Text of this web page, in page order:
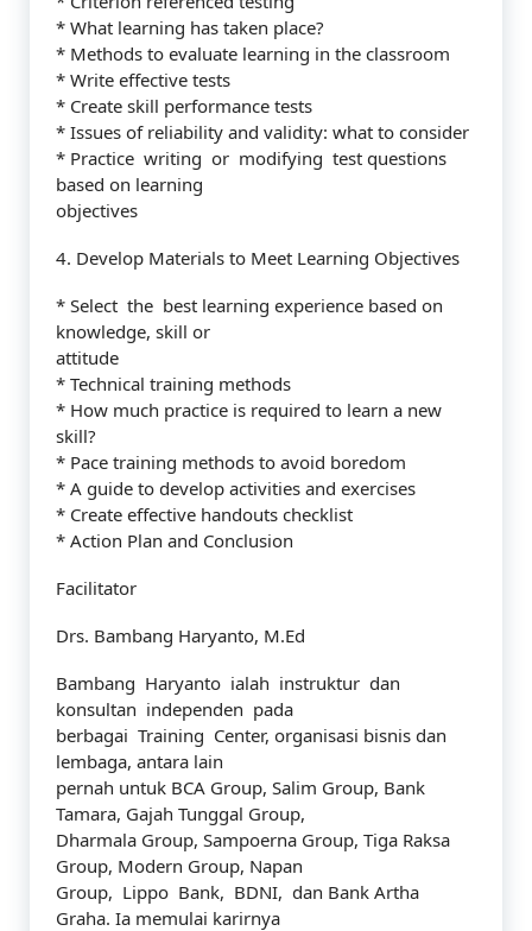
* What learning has taken place?
* Methods to evaluate learning in the classroom
* Write effective tests
* Create skill performance tests
* Issues of reliability and validity: what to consider
* Practice writing or modifying test questions
based on learning
objectives
4. Develop Materials to Meet Learning Objectives
* Select the best learning experience based on
knowledge, skill or
attitude
* Technical training methods
* How much practice is required to learn a new
skill?
* Pace training methods to avoid boredom
* A guide to develop activities and exercises
* Create effective handouts checklist
* Action Plan and Conclusion
Facilitator
Drs. Bambang Haryanto, M.Ed
Bambang Haryanto ialah instruktur dan
konsultan independen pada
berbagai Training Center, organisasi bisnis dan
lembaga, antara lain
pernah untuk BCA Group, Salim Group, Bank
Tamara, Gajah Tunggal Group,
Dharmala Group, Sampoerna Group, Tiga Raksa
Group, Modern Group, Napan
Group, Lippo Bank, BDNI, dan Bank Artha
Graha. Ia memulai karirnya